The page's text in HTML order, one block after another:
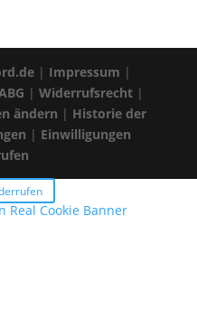
| Impressum |
| Widerrufsrecht|
ändern | Historie der
| Einwilligungen
Real Cookie Banner